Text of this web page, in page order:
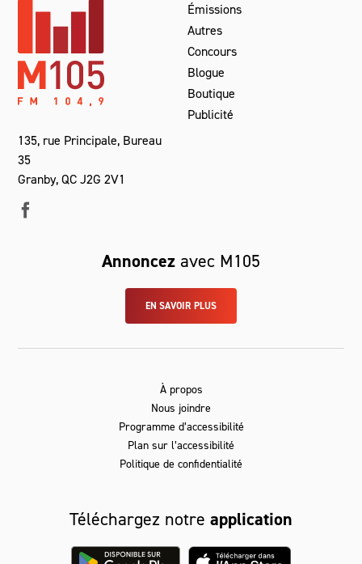
135, rue Principale, Bureau
35
Granby, QC J2G 2V1
Émissions
Autres
Concours
Blogue
Boutique
Publicité
Annoncez avec M105
EN SAVOIR PLUS
À propos
Nous joindre
Programme d’accessibilité
Plan sur l’accessibilité
Politique de confidentialité
Téléchargez notre application